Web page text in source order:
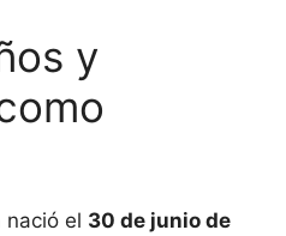
y
nació el 30 de junio de